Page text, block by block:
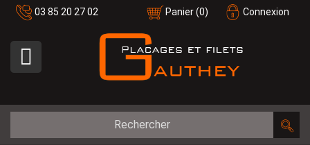
03 85 20 27 02 Connexion
Panier(0)
